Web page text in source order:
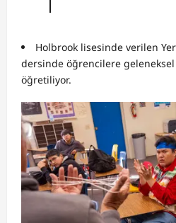
Holbrook lisesinde verilen
dersinde öğrencilere
öğretiliyor.